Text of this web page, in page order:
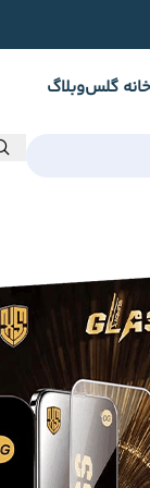
گلسوبلاگ